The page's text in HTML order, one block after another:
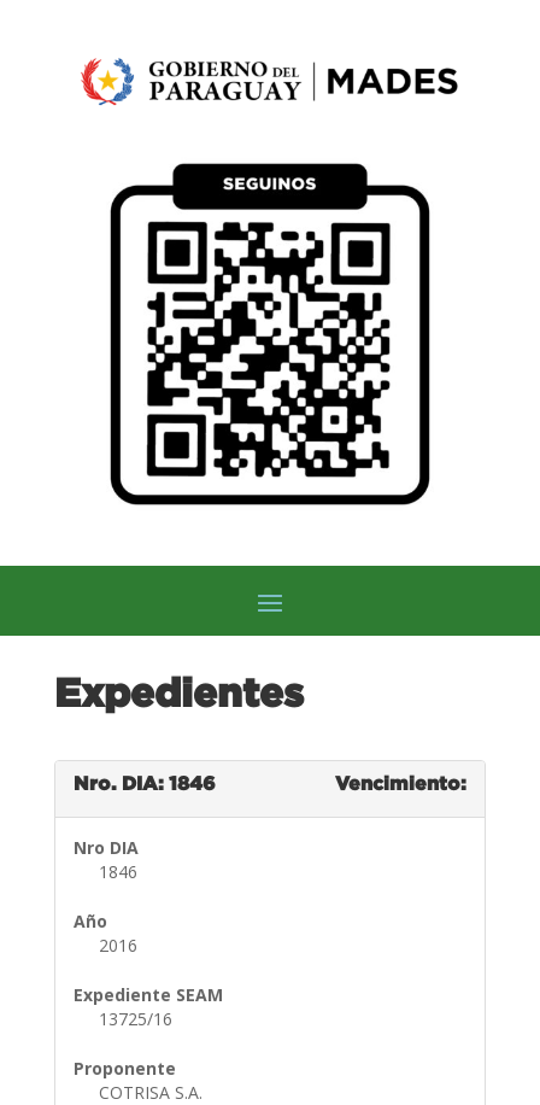
Expedientes
Nro. DIA: 1846 Vencimiento:
Nro DIA
1846
Año
2016
Expediente SEAM
13725/16
Proponente
COTRISA S.A.